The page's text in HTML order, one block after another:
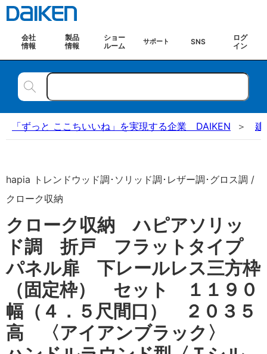
会社
情報
製品
情報
ショー
ルーム
サポート SNS
ログ
イン
「ずっと ここちいいね」を実現する企業 DAIKEN 建
hapia トレンドウッド調･ソリッド調･レザー調･グロス調 /
クローク収納
クローク収納 ハピアソリッ
ド調 折戸 フラットタイプ
パネル扉 下レールレス三方枠
（固定枠） セット １１９０
幅（４．５尺間口） ２０３５
高 〈アイアンブラック〉